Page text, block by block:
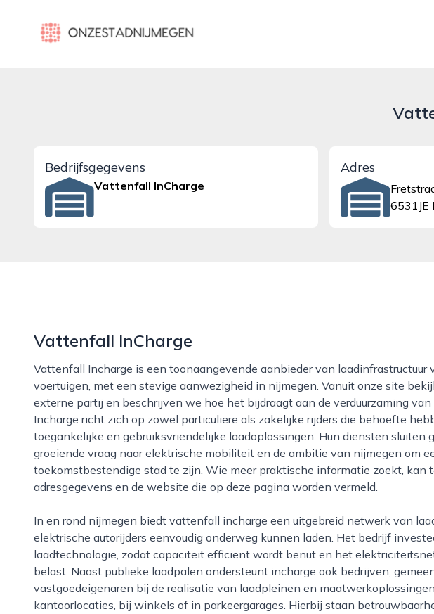
onzestadnijmegen.nl
Bedrijfsgegevens
Vattenfall InCharge
Adres
6531JE
Vattenfall InCharge
Vattenfall Incharge is een toonaangevende aanbieder van laadinfrastructuur voor elektrische
voertuigen, met een stevige aanwezigheid in nijmegen. Vanuit onze site
externe partij en beschrijven we hoe het bijdraagt aan de verduurzaming
Incharge richt zich op zowel particuliere als zakelijke rijders die behoefte
toegankelijke en gebruiksvriendelijke laadoplossingen. Hun diensten sluiten
groeiende vraag naar elektrische mobiliteit en de ambitie van nijmegen om
toekomstbestendige stad te zijn. Wie meer praktische informatie zoekt, kan
adresgegevens en de website die op deze pagina worden vermeld.
In en rond nijmegen biedt vattenfall incharge een uitgebreid netwerk van laadpunten waarmee
elektrische autorijders eenvoudig onderweg kunnen laden. Het bedrijf
laadtechnologie, zodat capaciteit efficiënt wordt benut en het
belast. Naast publieke laadpalen ondersteunt incharge ook bedrijven,
vastgoedeigenaren bij de realisatie van laadpleinen en
kantoorlocaties, bij winkels of in parkeergarages. Hierbij staan